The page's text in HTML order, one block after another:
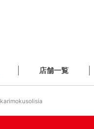
店舗一覧
karimokusolisia